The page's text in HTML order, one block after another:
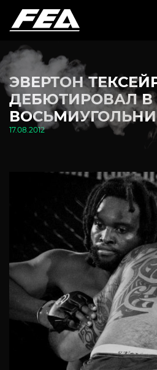
ЭВЕРТОН
ДЕБЮТИРОВАЛ В
17.08.2012